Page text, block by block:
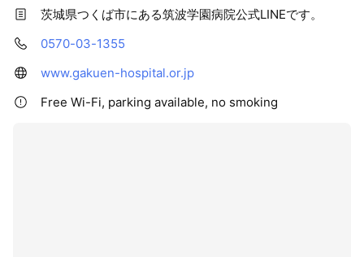
茨城県つくば市にある筑波学園病院公式LINEです。
0570-03-1355
www.gakuen-hospital.or.jp
Free Wi-Fi, parking available, no smoking